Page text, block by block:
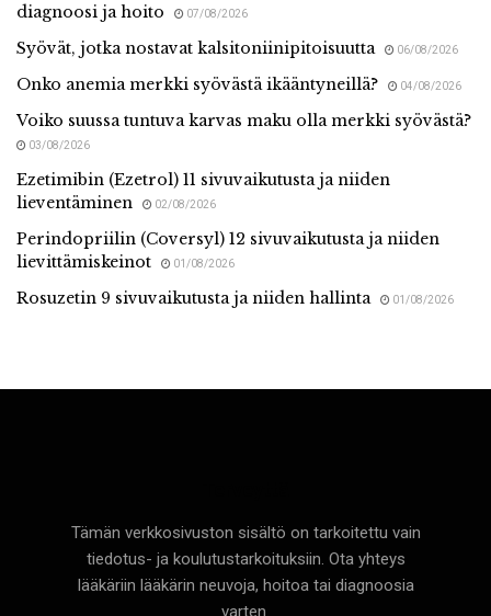
diagnoosi ja hoito
07/08/2026
Syövät, jotka nostavat kalsitoniinipitoisuutta 06/08/2026
Onko anemia merkki syövästä ikääntyneillä? 04/08/2026
Voiko suussa tuntuva karvas maku olla merkki syövästä?
03/08/2026
Ezetimibin (Ezetrol) 11 sivuvaikutusta ja niiden
lieventäminen
02/08/2026
Perindopriilin (Coversyl) 12 sivuvaikutusta ja niiden
lievittämiskeinot
01/08/2026
Rosuzetin 9 sivuvaikutusta ja niiden hallinta 01/08/2026
Tämän verkkosivuston sisältö on tarkoitettu vain
tiedotus- ja koulutustarkoituksiin. Ota yhteys
lääkäriin lääkärin neuvoja, hoitoa tai diagnoosia
varten.